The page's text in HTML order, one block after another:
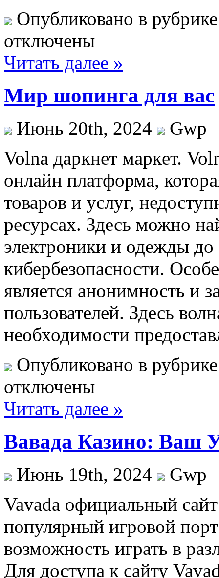
Опубликовано в
отключены
Читать далее »
Мир шопинга для вас
Июнь 20th, 2024
Gwp
Volna дaркнeт мaркeт.
онлайн платформа,
товаров и услуг,
ресурсах. Здесь можно
электроники и одежды до
кибербезопасности.
является анонимность и
пользователей. Здесь
необходимости
Опубликовано в
отключены
Читать далее »
Вавада Казино: Ваш
Июнь 19th, 2024
Gwp
Vavada oфициaльный
популярный игровой
возможность играть в
Для доступа к сайту